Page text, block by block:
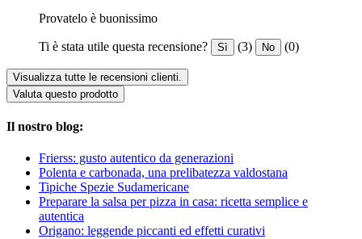
Provatelo è buonissimo
Ti è stata utile questa recensione? Sì (3) No (0)
Visualizza tutte le recensioni clienti.
Valuta questo prodotto
Il nostro blog:
Frierss: gusto autentico da generazioni
Polenta e carbonada, una prelibatezza valdostana
Tipiche Spezie Sudamericane
Preparare la salsa per pizza in casa: ricetta semplice e
autentica
Origano: leggende piccanti ed effetti curativi